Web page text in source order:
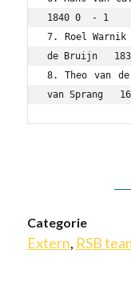
1840 0  - 1
7. Roel
de Bruijn
8. Theo van
van Sprang
Categorie
Extern, RSB